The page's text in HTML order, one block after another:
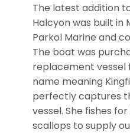
The latest addition
Halcyon was built in
Parkol Marine and
The boat was
replacement vessel
name meaning
perfectly captures
vessel. She fishes
scallops to supply